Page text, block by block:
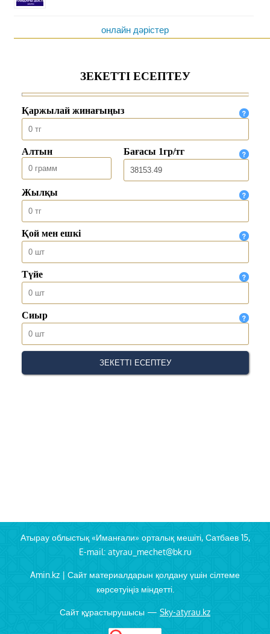
онлайн дәрістер
Атырау облыстық «Иманғали» орталық мешіті, Сатбаев 15,
E-mail: atyrau_mechet@bk.ru
Amin.kz | Сайт материалдарын қолдану үшін сілтеме
көрсетуіңіз міндетті.
Сайт құрастырушысы — Sky-atyrau.kz